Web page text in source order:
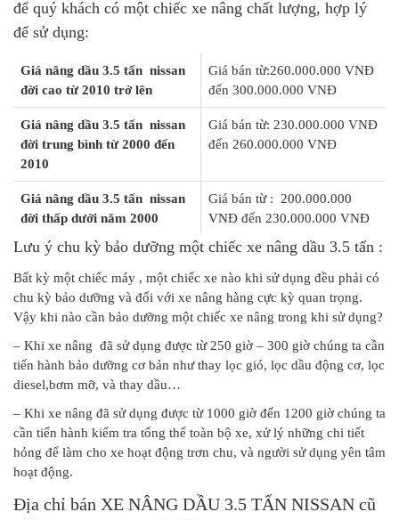
để quý khách có một chiếc xe nâng chất lượng, hợp lý
để sử dụng:
Giá nâng dầu 3.5 tấn nissan
đời cao từ 2010 trở lên
Giá bán từ:260.000.000 VNĐ
đến 300.000.000 VNĐ
Giá nâng dầu 3.5 tấn nissan
đời trung bình từ 2000 đến
2010
Giá bán từ: 230.000.000 VNĐ
đến 260.000.000 VNĐ
Giá nâng dầu 3.5 tấn nissan
đời thấp dưới năm 2000
Giá bán từ : 200.000.000
VNĐ đến 230.000.000 VNĐ
Lưu ý chu kỳ bảo dưỡng một chiếc xe nâng dầu 3.5 tấn :
Bất kỳ một chiếc máy , một chiếc xe nào khi sử dụng đều phải có
chu kỳ bảo dưỡng và đối với xe nâng hàng cực kỳ quan trọng.
Vậy khi nào cần bảo dưỡng một chiếc xe nâng trong khi sử dụng?
– Khi xe nâng đã sử dụng được từ 250 giờ – 300 giờ chúng ta cần
tiến hành bảo dưỡng cơ bản như thay lọc gió, lọc dầu động cơ, lọc
diesel,bơm mỡ, và thay dầu…
– Khi xe nâng đã sử dụng được từ 1000 giờ đến 1200 giờ chúng ta
cần tiến hành kiểm tra tổng thể toàn bộ xe, xử lý những chi tiết
hỏng để làm cho xe hoạt động trơn chu, và người sử dụng yên tâm
hoạt động.
Địa chỉ bán XE NÂNG DẦU 3.5 TẤN NISSAN cũ